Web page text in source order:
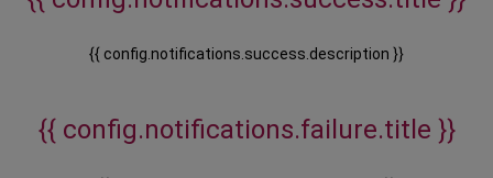
{{ config.notifications.success.description }}
{{ config.notifications.failure.title }}